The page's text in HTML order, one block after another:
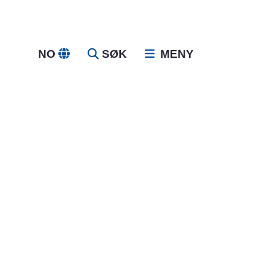
NO SØK MENY